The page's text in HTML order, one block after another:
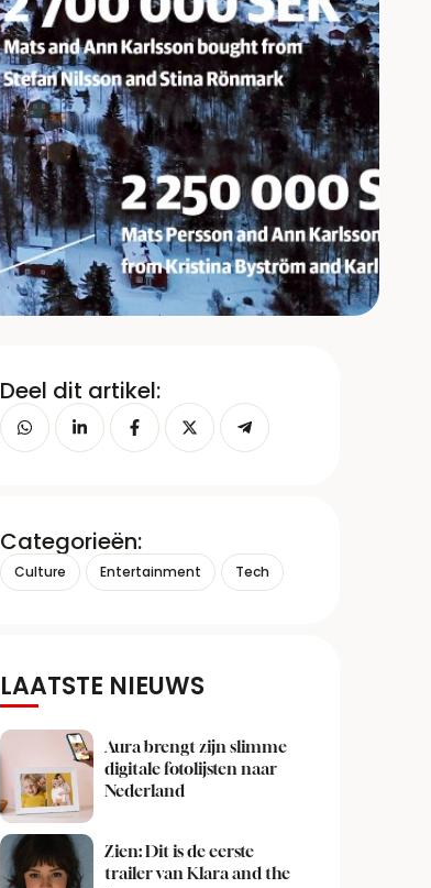
Deel dit artikel:
Categorieën:
Culture Entertainment Tech
LAATSTE NIEUWS
Aura brengt zijn slimme
digitale fotolijsten naar
Nederland
Zien: Dit is de eerste
trailer van Klara and the